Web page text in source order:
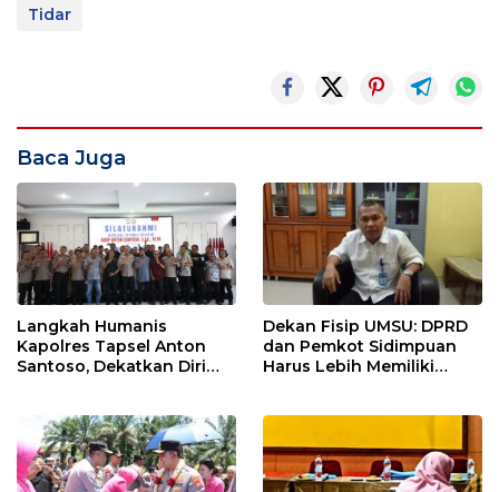
Tidar
Baca Juga
Langkah Humanis
Kapolres Tapsel Anton
Santoso, Dekatkan Diri
Dekan Fisip UMSU: DPRD
dan Pemkot Sidimpuan
Harus Lebih Memiliki